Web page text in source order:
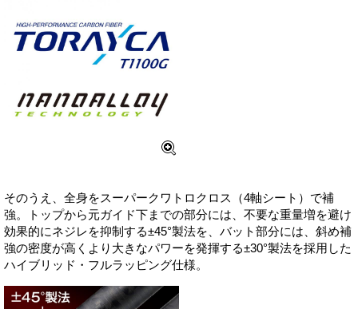
そのうえ、全身をスーパークワトロクロス（4軸シート）で補
強。トップから元ガイド下までの部分には、不要な重量増を避け
効果的にネジレを抑制する±45°製法を、バット部分には、斜め補
強の密度が高くより大きなパワーを発揮する±30°製法を採用した
ハイブリッド・フルラッピング仕様。